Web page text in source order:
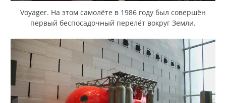
Voyager. На этом самолёте в 1986 году был совершён
первый беспосадочный перелёт вокруг Земли.